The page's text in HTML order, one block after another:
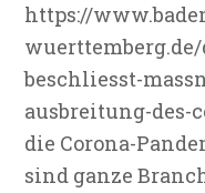
https://
beschliesst-
ausbreitung-des-
die Corona-
sind ganze